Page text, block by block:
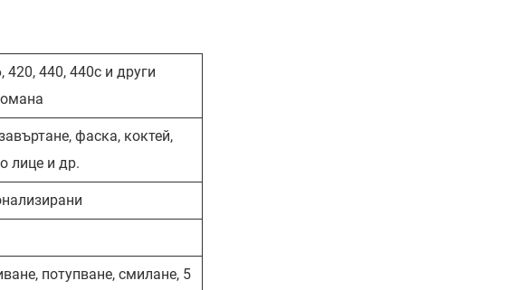
420, 440, 440c и други
фаска, коктей,
лице и др.
потупване, смилане, 5